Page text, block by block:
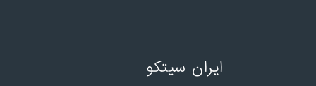
ایران سیتکو